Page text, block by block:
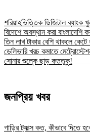
শরিয়াহভিত্তিক ডিজিটাল ব্যাংক
বিদেশে অবস্থান করা বাংলাদেশি
তিন লাখ টাকার বেশি থাকলে কেটে
ডেলিভারি খরচ কমাতে
সোনার শুল্কে ছাড় কততুকু!
জনপ্রিয় খবর
গাড়ির ট্যাক্স কত, কীভাবে দিতে